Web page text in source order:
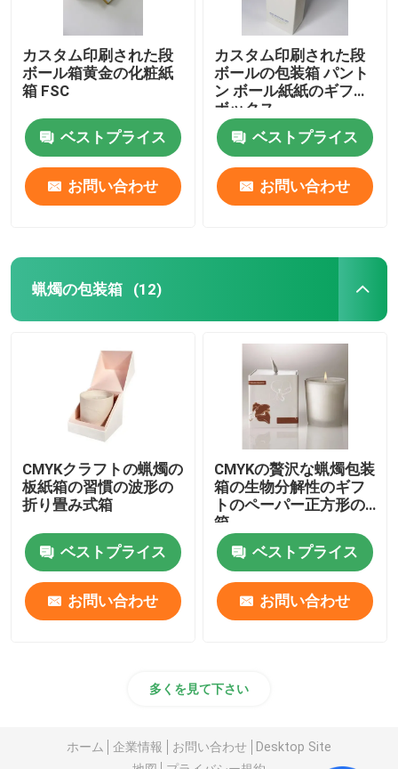
カスタム印刷された段
ボール箱黄金の化粧紙
箱 FSC
ベストプライス
お問い合わせ
カスタム印刷された段
ボールの包装箱 パント
ン ボール紙紙のギフト
ボックス
ベストプライス
お問い合わせ
蝋燭の包装箱 (12)
CMYKクラフトの蝋燭の
板紙箱の習慣の波形の
折り畳み式箱
ベストプライス
お問い合わせ
CMYKの贅沢な蝋燭包装
箱の生物分解性のギフ
トのペーパー正方形の
箱
ベストプライス
お問い合わせ
多くを見て下さい
ホーム 企業情報 お問い合わせ
Desktop Site